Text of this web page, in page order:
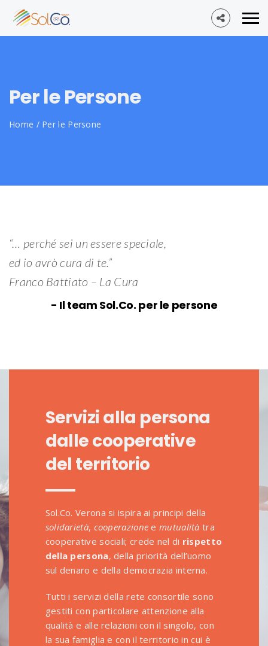
Per le Persone
Home / Per le Persone
“… perché sei un essere speciale,
ed io avrò cura di te.”
Franco Battiato – La Cura
- Il team Sol.Co. per le persone
Servizi alla persona
dalle cooperative
del territorio
Sol.Co. Verona si ispira ai principi della
solidarietà, cooperazione emutualità tra
cooperative sociali; crede nel di rispetto
della persona, della priorità dell’uomo
sul denaro e della democrazia interna.
Tutti i servizi della rete consortile sono
gestiti con particolare attenzione alla
qualità e alle relazioni con il singolo, con
la sua famiglia e con il territorio in cui è